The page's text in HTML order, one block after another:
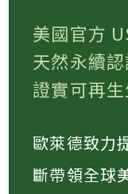
美國官方
天然永續
證實可再
歐萊德致力
斷帶領全球